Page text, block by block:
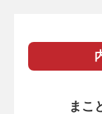
まこ